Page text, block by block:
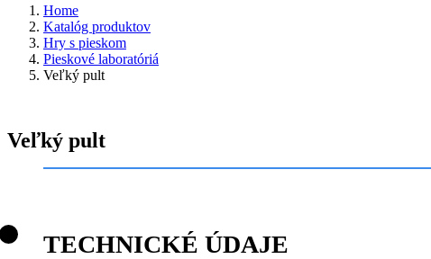
Home
Katalóg produktov
Hry s pieskom
Pieskové laboratóriá
Veľký pult
Veľký pult
TECHNICKÉ ÚDAJE